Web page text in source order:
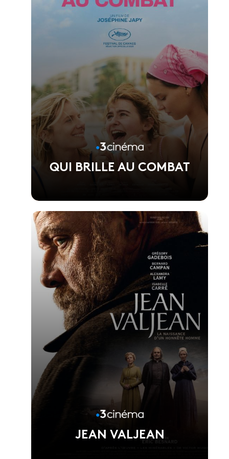
QUI BRILLE AU COMBAT
Réalisé par Joséphine Japy
Voir la fiche du film
JEAN VALJEAN